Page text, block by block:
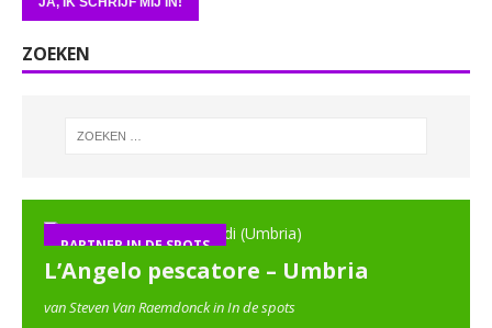
ZOEKEN
PARTNER IN DE SPOTS
L’Angelo pescatore – Umbria
van Steven Van Raemdonck in In de spots